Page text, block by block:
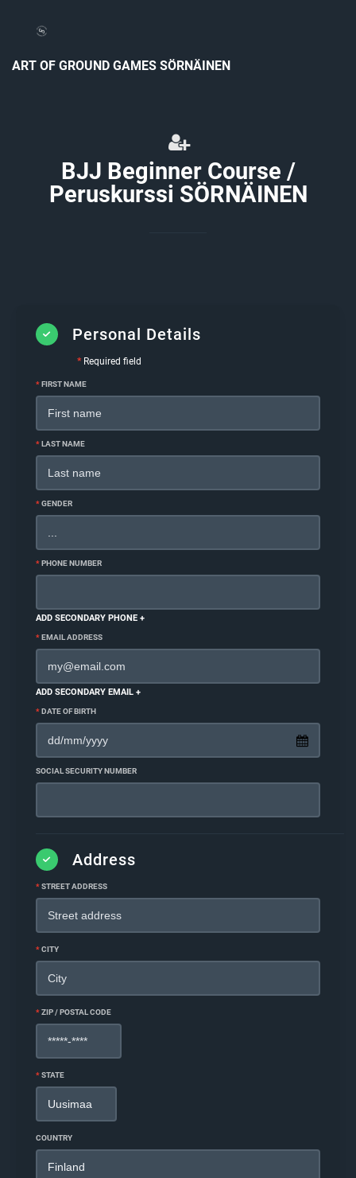
ART OF GROUND GAMES SÖRNÄINEN
BJJ Beginner Course /
Peruskurssi SÖRNÄINEN
Personal Details
*Required field
*FIRST NAME
*LAST NAME
*GENDER
*PHONE NUMBER
ADD SECONDARY PHONE +
*EMAIL ADDRESS
ADD SECONDARY EMAIL +
*DATE OF BIRTH
SOCIAL SECURITY NUMBER
Address
*STREET ADDRESS
*CITY
*ZIP / POSTAL CODE
*STATE
COUNTRY